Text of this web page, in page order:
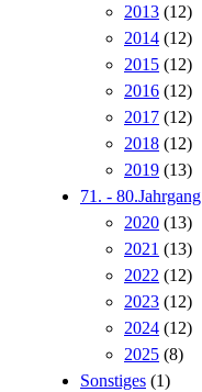
2013 (12)
2014 (12)
2015 (12)
2016 (12)
2017 (12)
2018 (12)
2019 (13)
71. - 80.Jahrgang
2020 (13)
2021 (13)
2022 (12)
2023 (12)
2024 (12)
2025 (8)
Sonstiges (1)